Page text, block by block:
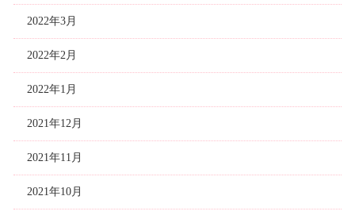
2022年3月
2022年2月
2022年1月
2021年12月
2021年11月
2021年10月